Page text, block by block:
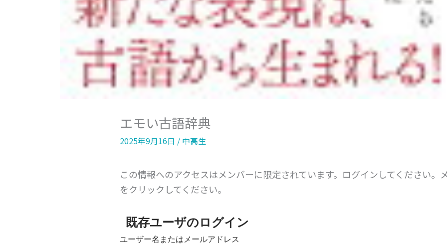
エモい古語辞典
2025年9月16日 / 中高生
この情報へのアクセスはメンバーに限定されています。ログインしてください。
をクリックしてください。
既存ユーザのログイン
ユーザー名またはメールアドレス